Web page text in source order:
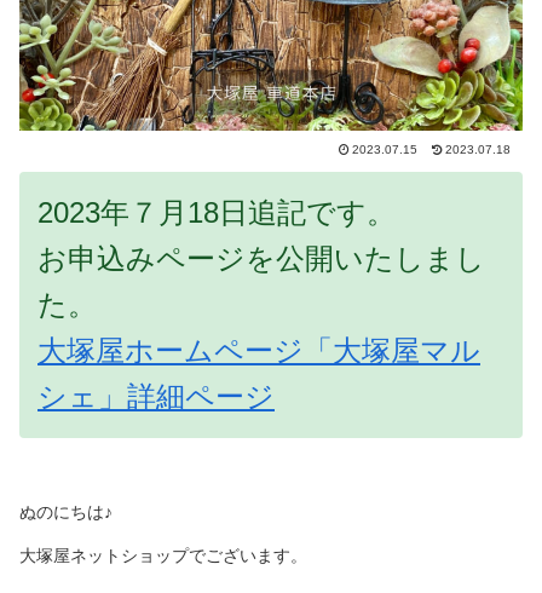
2023.07.15 2023.07.18
2023年７月18日追記です。
お申込みページを公開いたしまし
た。
大塚屋ホームページ「大塚屋マル
シェ」詳細ページ
ぬのにちは♪
大塚屋ネットショップでございます。